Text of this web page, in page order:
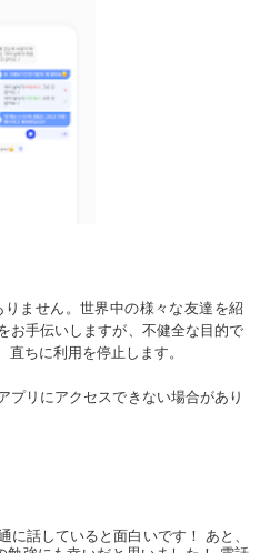
ません。世界中の様々な友達を紹
お手伝いしますが、不健全な目的で
ちに利用を停止します。
プリにアクセスできない場合があり
に話していると面白いです！ あと、